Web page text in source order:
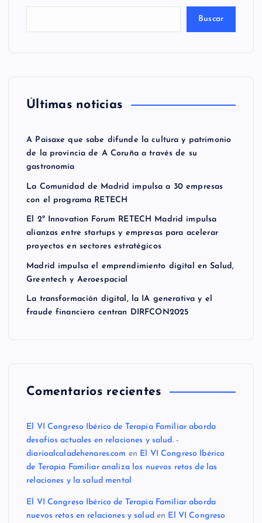
Buscar
Últimas noticias
A Paisaxe que sabe difunde la cultura y patrimonio
de la provincia de A Coruña a través de su
gastronomía
La Comunidad de Madrid impulsa a 30 empresas
con el programa RETECH
El 2º Innovation Forum RETECH Madrid impulsa
alianzas entre startups y empresas para acelerar
proyectos en sectores estratégicos
Madrid impulsa el emprendimiento digital en Salud,
Greentech y Aeroespacial
La transformación digital, la IA generativa y el
fraude financiero centran DIRFCON2025
Comentarios recientes
El VI Congreso Ibérico de Terapia Familiar aborda
desafíos actuales en relaciones y salud. -
diarioalcaladehenares.com en El VI Congreso Ibérico
de Terapia Familiar analiza los nuevos retos de las
relaciones y la salud mental
El VI Congreso Ibérico de Terapia Familiar aborda
nuevos retos en relaciones y saluden El VI Congreso